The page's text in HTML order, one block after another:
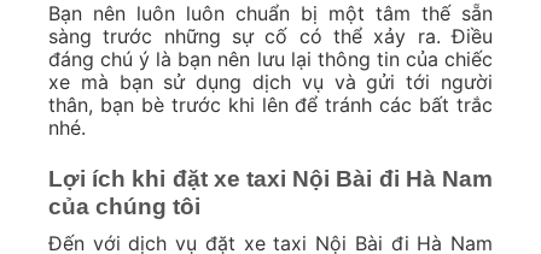
Bạn nên luôn luôn chuẩn bị một tâm thế sẵn
sàng trước những sự cố có thể xảy ra. Điều
đáng chú ý là bạn nên lưu lại thông tin của chiếc
xe mà bạn sử dụng dịch vụ và gửi tới người
thân, bạn bè trước khi lên để tránh các bất trắc
nhé.
Lợi ích khi đặt xe taxi Nội Bài đi Hà Nam
của chúng tôi
Đến với dịch vụ đặt xe taxi Nội Bài đi Hà Nam